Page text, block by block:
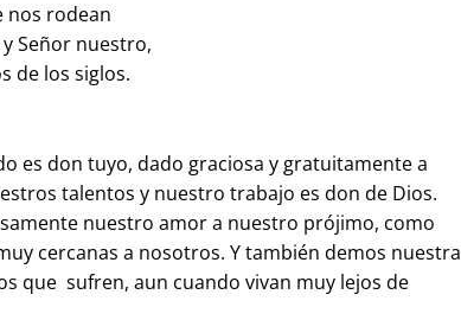
nos rodean
Señor nuestro,
de los siglos.
es don tuyo, dado graciosa y gratuitamente a
talentos y nuestro trabajo es don de Dios.
nuestro amor a nuestro prójimo, como
cercanas a nosotros. Y también demos nuestra
que sufren, aun cuando vivan muy lejos de